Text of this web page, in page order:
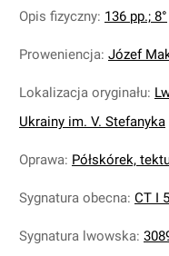
Opis fizyczny: 136 pp.; 8°
Proweniencja: Józef
Lokalizacja oryginału:
Ukrainy im. V. Stefanyka
Oprawa: Półskórek,
Sygnatura obecna: CT I
Sygnatura lwowska: